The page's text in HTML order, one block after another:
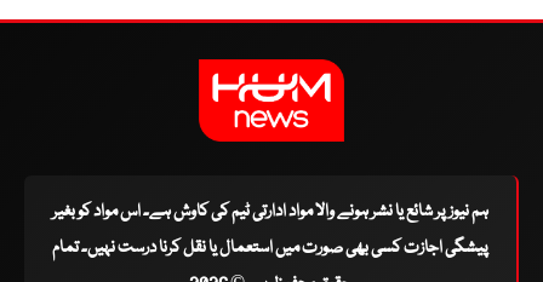
ہم نیوز پر شائع یا نشر ہونے والا مواد ادارتی ٹیم کی کاوش ہے۔ اس مواد کو بغیر
پیشگی اجازت کسی بھی صورت میں استعمال یا نقل کرنا درست نہیں۔ تمام